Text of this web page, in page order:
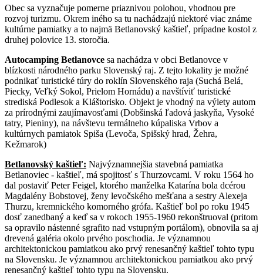
Obec sa vyznačuje pomerne priaznivou polohou, vhodnou pre
rozvoj turizmu. Okrem iného sa tu nachádzajú niektoré viac známe
kultúrne pamiatky a to najmä Betlanovský kaštieľ, prípadne kostol z
druhej polovice 13. storočia.
Autocamping Betlanovce sa nachádza v obci Betlanovce v
blízkosti národného parku Slovenský raj. Z tejto lokality je možné
podnikať turistické túry do roklín Slovenského raja (Suchá Belá,
Piecky, Veľký Sokol, Prielom Hornádu) a navštíviť turistické
strediská Podlesok a Kláštorisko. Objekt je vhodný na výlety autom
za prírodnými zaujímavosťami (Dobšinská ľadová jaskyňa, Vysoké
tatry, Pieniny), na návštevu termálneho kúpaliska Vrbov a
kultúrnych pamiatok Spiša (Levoča, Spišský hrad, Žehra,
Kežmarok)
Betlanovský kaštieľ: Najvýznamnejšia stavebná pamiatka
Betlanoviec - kaštieľ, má spojitosť s Thurzovcami. V roku 1564 ho
dal postaviť Peter Feigel, ktorého manželka Katarína bola dcérou
Magdalény Bobstovej, ženy levočského mešťana a sestry Alexeja
Thurzu, kremnického komorného grófa. Kaštieľ bol po roku 1945
dosť zanedbaný a keď sa v rokoch 1955-1960 rekonštruoval (pritom
sa opravilo nástenné sgrafito nad vstupným portálom), obnovila sa aj
drevená galéria okolo prvého poschodia. Je významnou
architektonickou pamiatkou ako prvý renesančný kaštieľ tohto typu
na Slovensku. Je významnou architektonickou pamiatkou ako prvý
renesančný kaštieľ tohto typu na Slovensku.